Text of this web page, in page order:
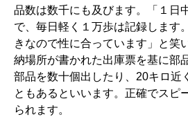
品数は数千にも及びます。「１日
で、毎日軽く１万歩は記録します
きなので性に合っています」と笑
納場所が書かれた出庫票を基に部
部品を数十個出したり、20キロ近
ともあるといいます。正確でスピ
られます。